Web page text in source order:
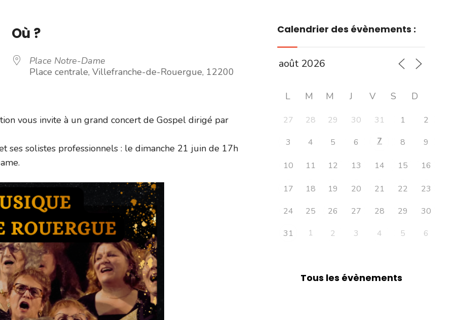
Où ?
Place Notre-Dame
Place centrale, Villefranche-de-Rouergue, 12200
vous invite à un grand concert de Gospel dirigé par
ses solistes professionnels : le dimanche 21 juin de 17h
Calendrier des évènements :
L M M J V S D
27 28 29 30 31 1
2
3
4 5 6 7 8 9
10 11 12 13 14 15 16
17 18 19 20 21 22
23
24
25 26 27 28 29
30
31
1 2 3 4 5 6
Tous les évènements